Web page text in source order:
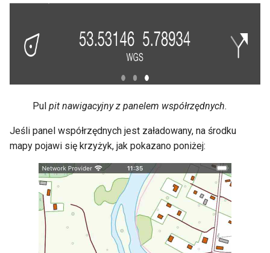
Pul pit nawigacyjny z panelem współrzędnych.
Jeśli panel współrzędnych jest załadowany, na środku
mapy pojawi się krzyżyk, jak pokazano poniżej: